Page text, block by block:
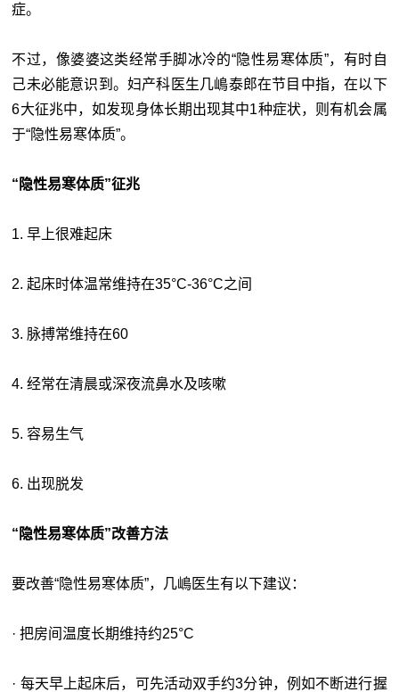
症。
不过，像婆婆这类经常手脚冰冷的“隐性易寒体质”，有时自
己未必能意识到。妇产科医生几嶋泰郎在节目中指，在以下
6大征兆中，如发现身体长期出现其中1种症状，则有机会属
于“隐性易寒体质”。
“ 隐性易寒体质”征兆
1. 早上很难起床
2. 起床时体温常维持在35°C-36°C之间
3. 脉搏常维持在60
4. 经常在清晨或深夜流鼻水及咳嗽
5. 容易生气
6. 出现脱发
“ 隐性易寒体质”改善方法
要改善“隐性易寒体质”，几嶋医生有以下建议：
· 把房间温度长期维持约25°C
· 每天早上起床后，可先活动双手约3分钟，例如不断进行握